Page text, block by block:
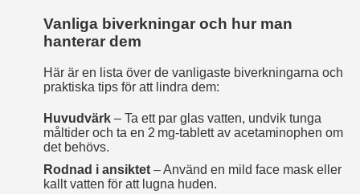
Vanliga biverkningar och hur man
hanterar dem
Här är en lista över de vanligaste biverkningarna och
praktiska tips för att lindra dem:
Huvudvärk– Ta ett par glas vatten, undvik tunga
måltider och ta en 2 mg‑tablett av acetaminophen om
det behövs.
Rodnad i ansiktet– Använd en mild face mask eller
kallt vatten för att lugna huden.